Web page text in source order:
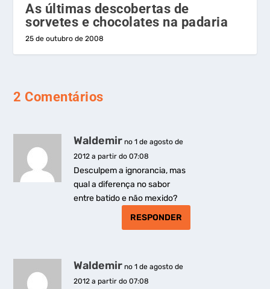
As últimas descobertas de
sorvetes e chocolates na padaria
25 de outubro de 2008
2 Comentários
Waldemir no 1 de agosto de
2012 a partir do 07:08
Desculpem a ignorancia, mas
qual a diferença no sabor
entre batido e não mexido?
RESPONDER
Waldemir no 1 de agosto de
2012 a partir do 07:08